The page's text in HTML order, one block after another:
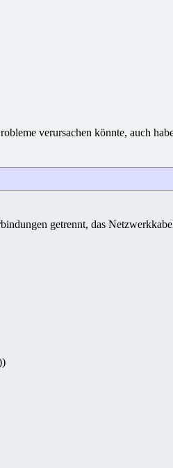
verursachen könnte, auch
getrennt, das